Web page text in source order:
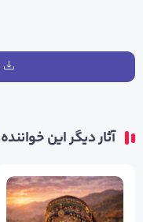
آثار دیگر این خواننده